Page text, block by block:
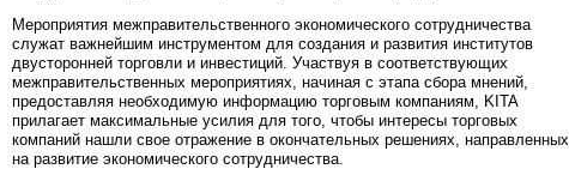
Мероприятия межправительственного экономического сотрудничества
служат важнейшим инструментом для создания и развития институтов
двусторонней торговли и инвестиций. Участвуя в соответствующих
межправительственных мероприятиях, начиная с этапа сбора мнений,
предоставляя необходимую информацию торговым компаниям, KITA
прилагает максимальные усилия для того, чтобы интересы торговых
компаний нашли свое отражение в окончательных решениях, направленных
на развитие экономического сотрудничества.